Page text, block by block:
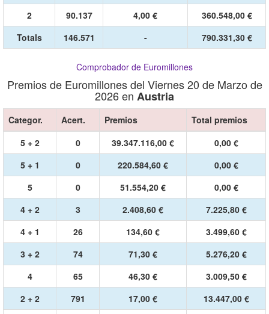
2
90.137 4,00 €
360.548,00 €
Totals
146.571 - 790.331,30 €
Comprobador de Euromillones
Premios de Euromillones del Viernes 20 de Marzo de
2026 en Austria
Categor. Acert. Premios
Total premios
5 + 2
0 39.347.116,00 €
0,00 €
5 + 1
0 220.584,60 €
0,00 €
5
0 51.554,20 €
0,00 €
4 + 2
3 2.408,60 €
7.225,80 €
4 + 1
26 134,60 €
3.499,60 €
3 + 2
74 71,30 €
5.276,20 €
4
65 46,30 €
3.009,50 €
2 + 2
791 17,00 €
13.447,00 €